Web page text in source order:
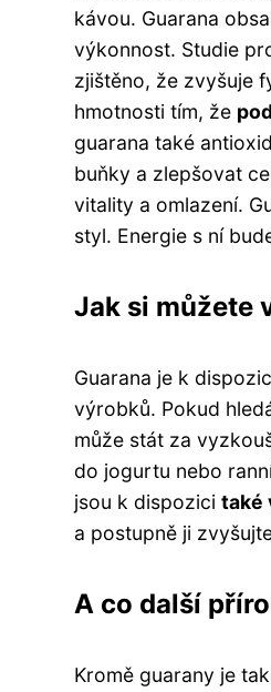
kávou. Guarana
výkonnost. Studie
zjištěno, že zvyšuje
hmotnosti tím, že
guarana také
buňky a zlepšovat
vitality a omlazení.
styl. Energie s ní
Jak si můžete
Guarana je k
výrobků. Pokud
může stát za
do jogurtu nebo
jsou k dispozici také
a postupně ji
A co další
Kromě guarany je